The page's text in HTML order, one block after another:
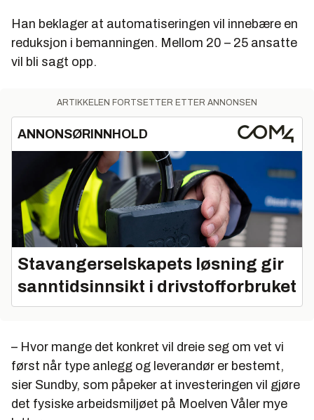
Han beklager at automatiseringen vil innebære en
reduksjon i bemanningen. Mellom 20 – 25 ansatte
vil bli sagt opp.
ARTIKKELEN FORTSETTER ETTER ANNONSEN
ANNONSØRINNHOLD
Stavangerselskapets løsning gir
sanntidsinnsikt i drivstofforbruket
– Hvor mange det konkret vil dreie seg om vet vi
først når type anlegg og leverandør er bestemt,
sier Sundby, som påpeker at investeringen vil gjøre
det fysiske arbeidsmiljøet på Moelven Våler mye